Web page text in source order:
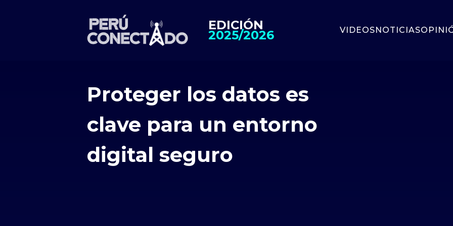
EDICIÓN
2025/2026 VIDEOSNOTICIAS
Proteger los datos es
clave para un entorno
digital seguro